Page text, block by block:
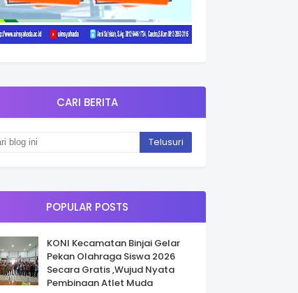
CARI BERITA
POPULAR POSTS
KONI Kecamatan Binjai Gelar
Pekan Olahraga Siswa 2026
Secara Gratis ,Wujud Nyata
Pembinaan Atlet Muda